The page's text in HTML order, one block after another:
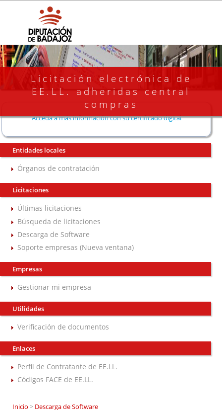
Licitación electrónica de
EE.LL. adheridas central
compras
Acceda a más información con su certificado digital
Entidades locales
Órganos de contratación
Licitaciones
Últimas licitaciones
Búsqueda de licitaciones
Descarga de Software
Soporte empresas (Nueva ventana)
Empresas
Gestionar mi empresa
Utilidades
Verificación de documentos
Enlaces
Perfil de Contratante de EE.LL.
Códigos FACE de EE.LL.
Inicio > Descarga de Software